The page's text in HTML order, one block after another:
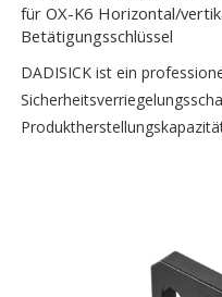
für OX-K6 Horizontal/
Betätigungsschlüssel
DADISICK ist ein